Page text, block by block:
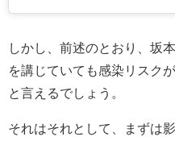
しかし、前述のとおり、坂
を講じていても感染リスク
と言えるでしょう。
それはそれとして、まずは